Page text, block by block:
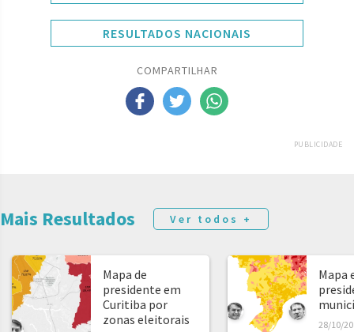
RESULTADOS NACIONAIS
COMPARTILHAR
PUBLICIDADE
Mais Resultados Ver todos +
Mapa de
presidente em
Curitiba por
zonas eleitorais
Mapa
28/10/